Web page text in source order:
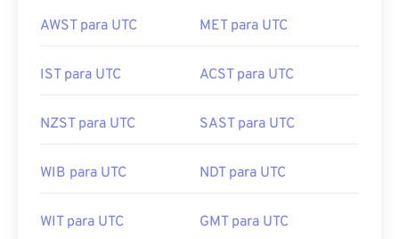
AWST para UTC MET para UTC
IST para UTC ACST para UTC
NZST para UTC SAST para UTC
WIB para UTC NDT para UTC
WIT para UTC GMT para UTC